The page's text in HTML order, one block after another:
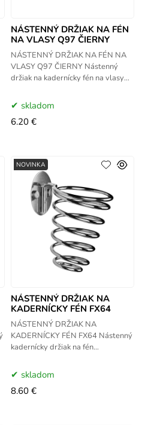
NÁSTENNÝ DRŽIAK NA FÉN
NA VLASY Q97 ČIERNY
NÁSTENNÝ DRŽIAK NA FÉN NA
VLASY Q97 ČIERNY Nástenný
držiak na kadernícky fén na vlasy
pomocníkom v každom kaderníctve
skladom
6.20 €
NÁSTENNÝ DRŽIAK NA
KADERNÍCKY FÉN FX64
NÁSTENNÝ DRŽIAK NA
KADERNÍCKY FÉN FX64 Nástenný
kadernícky držiak na fén
salónu vám pomôže mať fén stále
po ruke.
NOVINKA
skladom
8.60 €